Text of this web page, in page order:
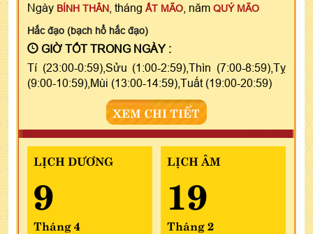
Ngày BÍNH THÂN , tháng ẤT MÃO , năm QUÝ MÃO
Hắc đạo (bạch hổ hắc đạo)
GIỜ TỐT TRONG NGÀY :
Tí (23:00-0:59),Sửu (1:00-2:59),Thìn (7:00-8:59),Tỵ
(9:00-10:59),Mùi (13:00-14:59),Tuất (19:00-20:59)
XEM CHI TIẾT
LỊCH DƯƠNG
9
Tháng 4
LỊCH ÂM
19
Tháng 2